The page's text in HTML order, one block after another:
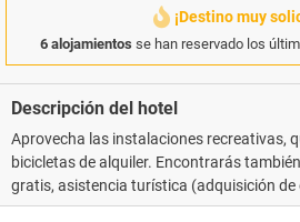
¡Destino muy
6 alojamientos se han reservado los
Descripción del hotel
Aprovecha las instalaciones recreativas,
bicicletas de alquiler. Encontrarás
gratis, asistencia turística (adquisición
para barbacoas. El servicio de transporte